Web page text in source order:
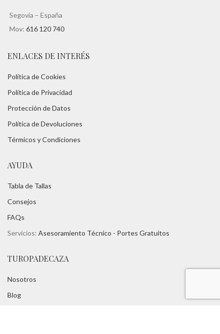
Segovia – España
Mov: 616 120 740
ENLACES DE INTERÉS
Política de Cookies
Política de Privacidad
Protección de Datos
Política de Devoluciones
Térmicos y Condiciones
AYUDA
Tabla de Tallas
Consejos
FAQs
Servicios: Asesoramiento Técnico - Portes Gratuitos
TUROPADECAZA
Nosotros
Blog